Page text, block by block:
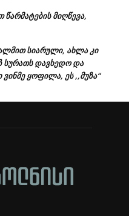
მიღწევა,
სიარული, ახლა კი
სურათს დავხედო და
ვინმე ყოფილა, ეს ,,მუზა“